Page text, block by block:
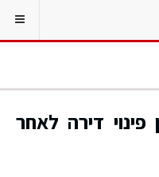
פינוי דירה לאחר